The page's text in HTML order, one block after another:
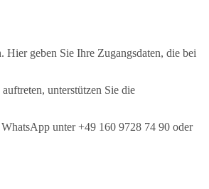
geben Sie Ihre Zugangsdaten, die bei
unterstützen Sie die
unter +49 160 9728 74 90 oder